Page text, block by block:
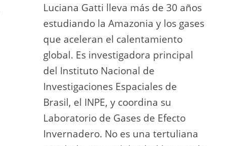
Luciana Gatti lleva más de 30 años
estudiando la Amazonia y los gases
que aceleran el calentamiento
global. Es investigadora principal
del Instituto Nacional de
Investigaciones Espaciales de
Brasil, el INPE, y coordina su
Laboratorio de Gases de Efecto
Invernadero. No es una tertuliana